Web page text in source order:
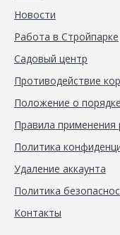
Новости
Работа в Стройпарке
Садовый центр
Противодействие
Положение о
Правила применения
Политика
Удаление аккаунта
Политика
Контакты